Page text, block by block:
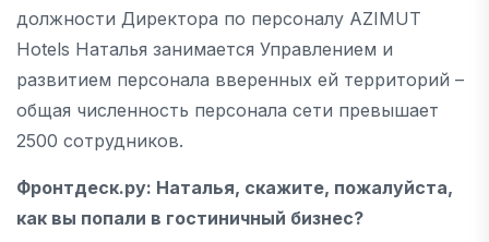
должности Директора по персоналу AZIMUT
Hotels Наталья занимается Управлением и
развитием персонала вверенных ей территорий –
общая численность персонала сети превышает
2500 сотрудников.
Фронтдеск.ру: Наталья, скажите, пожалуйста,
как вы попали в гостиничный бизнес?